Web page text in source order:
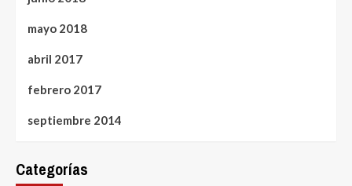
mayo 2018
abril 2017
febrero 2017
septiembre 2014
Categorías